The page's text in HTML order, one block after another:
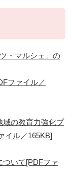
・マルシェ」の
ファイル／
域の教育力強化プ
イル／165KB]
ついて[PDFファ